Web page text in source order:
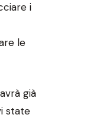
i
le
già
state